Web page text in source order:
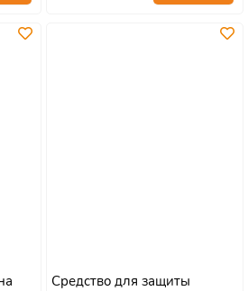
Средство для защиты